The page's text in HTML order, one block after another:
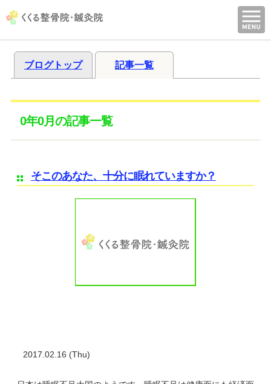
ブログトップ 記事一覧
0年0月の記事一覧
そこのあなた、十分に眠れていますか？
2017.02.16 (Thu)